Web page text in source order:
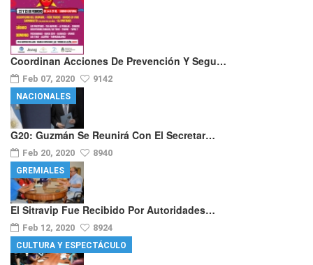
Coordinan Acciones De Prevención Y Segu…
Feb 07, 2020 9142
G20: Guzmán Se Reunirá Con El Secretar…
Feb 20, 2020 8940
NACIONALES
El Sitravip Fue Recibido Por Autoridades…
Feb 12, 2020 8924
GREMIALES
CULTURA Y ESPECTÁCULO